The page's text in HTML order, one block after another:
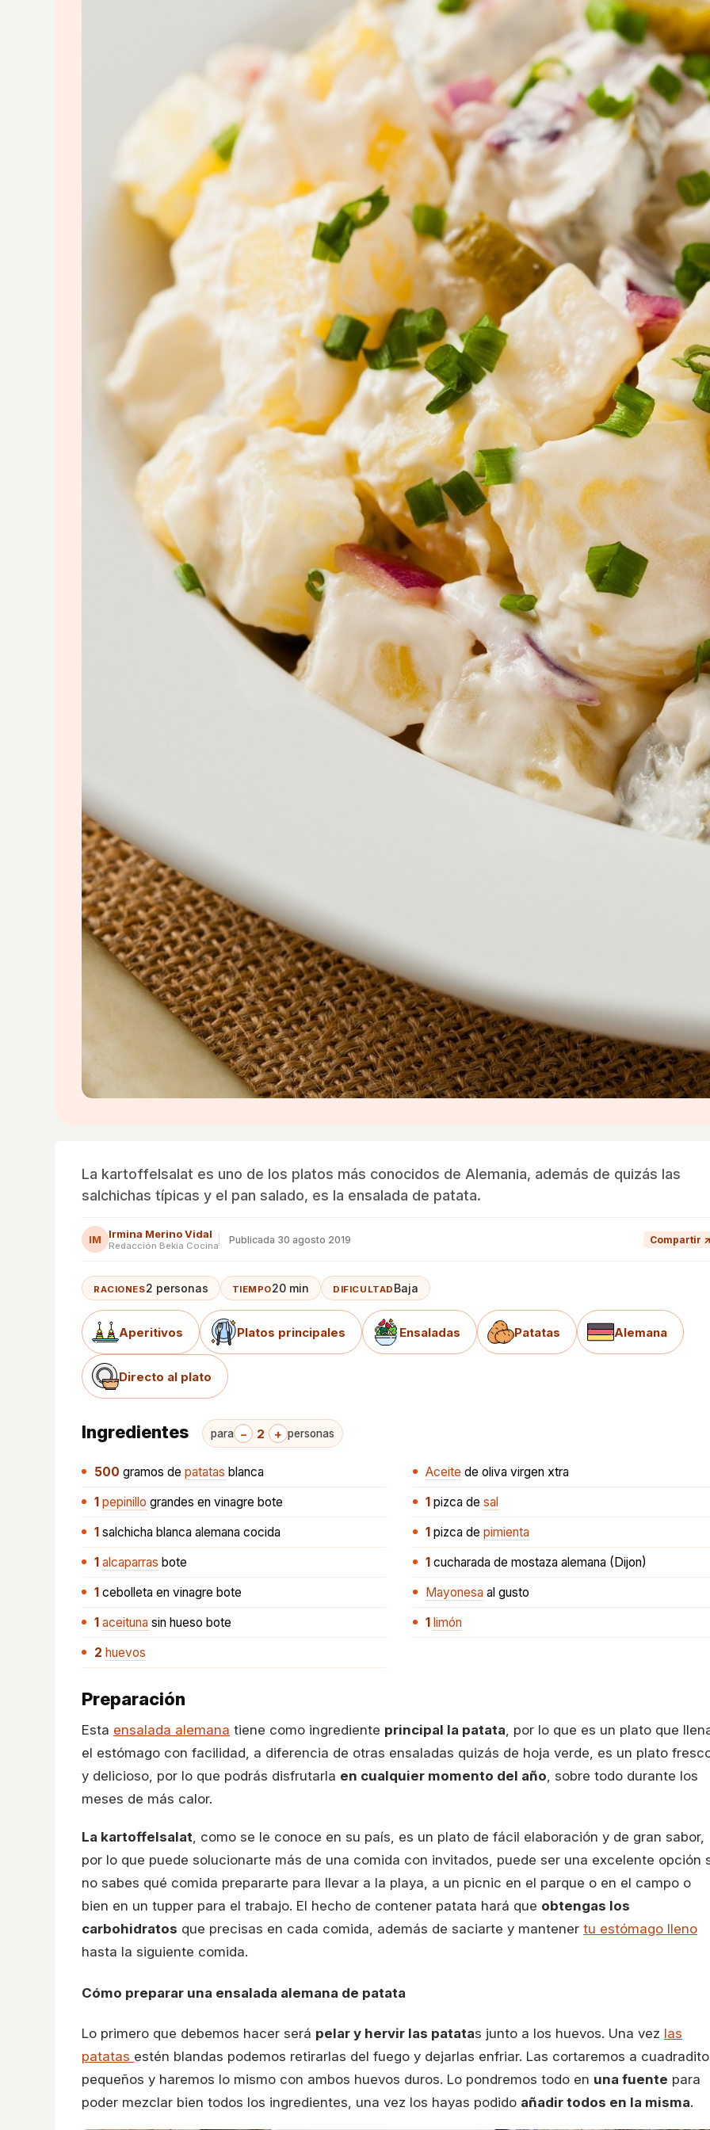
La kartoffelsalat es uno de los platos más conocidos de Alemania, además de quizás las
salchichas típicas y el pan salado, es la ensalada de patata.
IM Irmina Merino Vidal
Redacción Bekia Cocina
Publicada 30 agosto 2019 Compartir ↗
RACIONES2 personas TIEMPO20 min DIFICULTAD Baja
Aperitivos Platos principales Ensaladas Patatas Alemana
Directo al plato
Ingredientes para − 2 + personas
500 gramos de patatas blanca
1 pepinillo grandes en vinagre bote
1 salchicha blanca alemana cocida
1 alcaparras bote
1 cebolleta en vinagre bote
1 aceituna sin hueso bote
2 huevos
Aceite de oliva virgen xtra
1 pizca de sal
1 pizca de pimienta
1 cucharada de mostaza alemana (Dijon)
Mayonesa al gusto
1 limón
Preparación
Esta ensalada alemana tiene como ingrediente principal la patata, por lo que es un plato que
el estómago con facilidad, a diferencia de otras ensaladas quizás de hoja verde, es un plato
y delicioso, por lo que podrás disfrutarla en cualquier momento del año, sobre todo durante los
meses de más calor.
La kartoffelsalat, como se le conoce en su país, es un plato de fácil elaboración y de gran sabor,
por lo que puede solucionarte más de una comida con invitados, puede ser una excelente opción
no sabes qué comida prepararte para llevar a la playa, a un picnic en el parque o en el campo o
bien en un tupper para el trabajo. El hecho de contener patata hará que obtengas los
carbohidratos que precisas en cada comida, además de saciarte y mantener tu estómago lleno
hasta la siguiente comida.
Cómo preparar una ensalada alemana de patata
Lo primero que debemos hacer será pelar y hervir las patatas junto a los huevos. Una vez las
patatas estén blandas podemos retirarlas del fuego y dejarlas enfriar. Las cortaremos a
pequeños y haremos lo mismo con ambos huevos duros. Lo pondremos todo en una fuente para
poder mezclar bien todos los ingredientes, una vez los hayas podido añadir todos en la misma.